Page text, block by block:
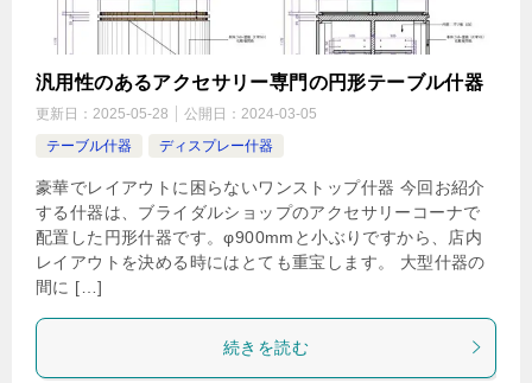
汎用性のあるアクセサリー専門の円形テーブル什器
更新日： 2025-05-28 公開日： 2024-03-05
テーブル什器
ディスプレー什器
豪華でレイアウトに困らないワンストップ什器 今回お紹介
する什器は、ブライダルショップのアクセサリーコーナで
配置した円形什器です。φ900mmと小ぶりですから、店内
レイアウトを決める時にはとても重宝します。 大型什器の
間に […]
続きを読む